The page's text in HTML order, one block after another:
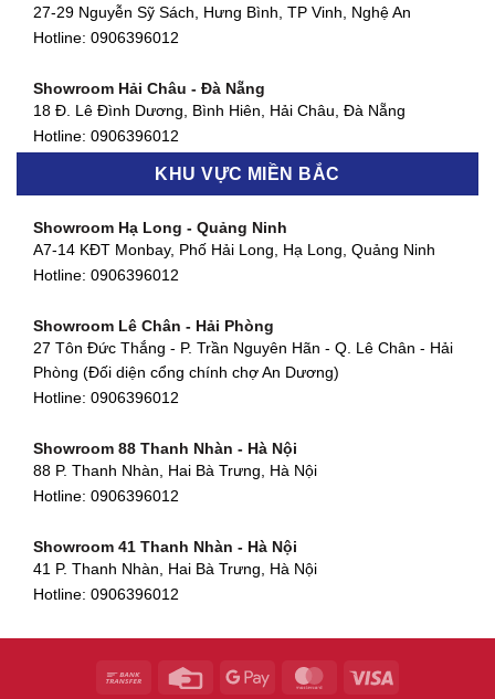
Showroom Quận 4 - TP. HCM
127 Khánh Hội, Phường 3, Quận 4,TP. HCM
Showroom Quận 7 - TP. HCM
877 Huỳnh Tấn Phát, Phú Thuận, Quận 7, TP HCM
Hotline:0906396012
580 Phan Văn Trị, Phường 7, Quận 5, TP HCM
Hotline:0906396012
90 Đ. Cộng Hòa, Phường 4, Tân Bình, TP HCM
Hotline:0906396012
27-29 Nguyễn Sỹ Sách, Hưng Bình, TP Vinh, Nghệ An
Hotline: 0906396012
Showroom Hải Châu - Đà Nẵng
18 Đ. Lê Đình Dương, Bình Hiên, Hải Châu, Đà Nẵng
Hotline: 0906396012
Showroom Thanh Khê - Đà Nẵng
Hotline:0906396012
Showroom Cẩm Lệ - Đà Nẵng
Hotline:0906396012
Showroom Huế
54 Hùng Vương, Phú Hội, Thành phố Huế, Thừa Thiên Huế
Showroom Hà Tĩnh
82 Quang Trung, Thạch Quý, Hà Tĩnh
Showroom Quy Nhơn - Bình Định
956 Trần Hưng Đạo, P, Thành phố Quy Nhơn, Bình Định
KHU VỰC MIỀN BẮC
Showroom Hạ Long - Quảng Ninh
A7-14 KĐT Monbay, Phố Hải Long, Hạ Long, Quảng Ninh
Hotline: 0906396012
Showroom Lê Chân - Hải Phòng
27 Tôn Đức Thắng - P. Trần Nguyên Hãn - Q. Lê Chân - Hải
Phòng (Đối diện cổng chính chợ An Dương)
Hotline: 0906396012
Showroom 88 Thanh Nhàn - Hà Nội
88 P. Thanh Nhàn, Hai Bà Trưng, Hà Nội
Hotline: 0906396012
Showroom 41 Thanh Nhàn - Hà Nội
41 P. Thanh Nhàn, Hai Bà Trưng, Hà Nội
Hotline: 0906396012
268 P. Tây Sơn, Trung Liệt, Đống Đa, Hà Nội